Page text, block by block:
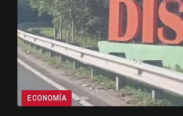
ECONOMÍA